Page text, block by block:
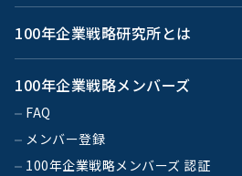
100年企業戦略研究所とは
100年企業戦略メンバーズ
FAQ
メンバー登録
100年企業戦略メンバーズ 認証